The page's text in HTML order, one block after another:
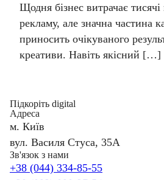
Щодня бізнес витрачає
рекламу, але значна частина
приносить очікуваного
креативи. Навіть якісний […]
Підкоріть digital
Адреса
м. Київ
вул. Василя Стуса, 35А
Зв'язок з нами
+38 (044) 334-85-55